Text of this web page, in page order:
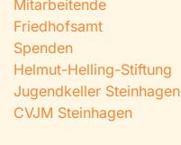
Mitarbeitende
Friedhofsamt
Spenden
Helmut-Helling-Stiftung
Jugendkeller Steinhagen
CVJM Steinhagen